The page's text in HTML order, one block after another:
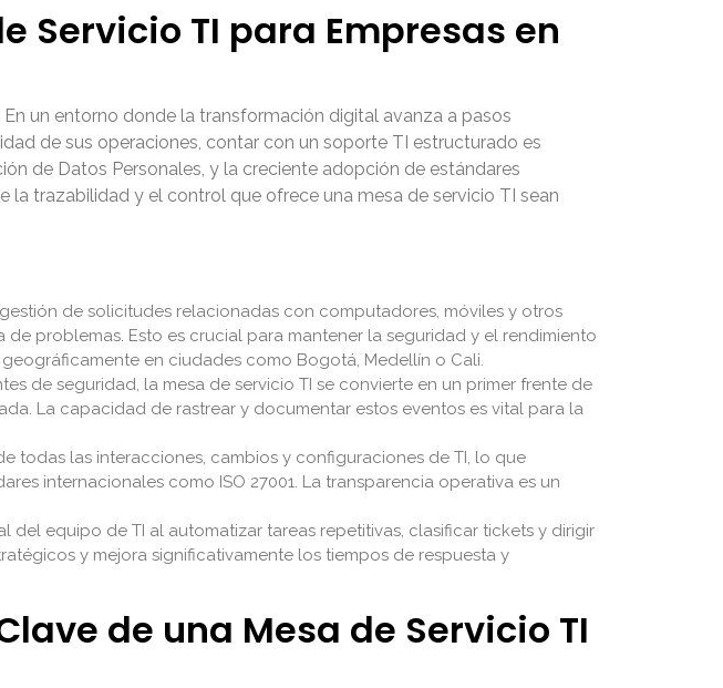
Servicio TI para Empresas en
un entorno donde la transformación digital avanza a pasos
de sus operaciones, contar con un soporte TI estructurado es
de Datos Personales, y la creciente adopción de estándares
la trazabilidad y el control que ofrece una mesa de servicio TI sean
de solicitudes relacionadas con computadores, móviles y otros
problemas. Esto es crucial para mantener la seguridad y el rendimiento
en ciudades como Bogotá, Medellín o Cali.
de seguridad, la mesa de servicio TI se convierte en un primer frente de
La capacidad de rastrear y documentar estos eventos es vital para la
todas las interacciones, cambios y configuraciones de TI, lo que
internacionales como ISO 27001. La transparencia operativa es un
del equipo de TI al automatizar tareas repetitivas, clasificar tickets y dirigir
y mejora significativamente los tiempos de respuesta y
de una Mesa de Servicio TI